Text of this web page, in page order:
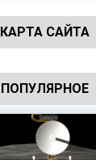
КАРТА САЙТА
ПОПУЛЯРНОЕ